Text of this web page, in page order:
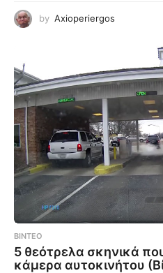
by Axioperiergos
ΒΊΝΤΕΟ
5 θεότρελα σκηνικά
κάμερα αυτοκινήτου